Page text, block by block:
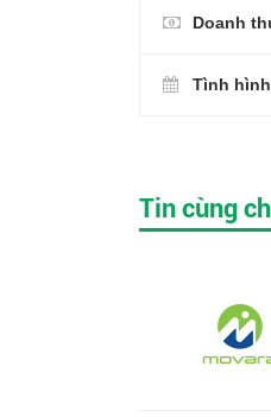
Doanh
Tình
Tin cùng